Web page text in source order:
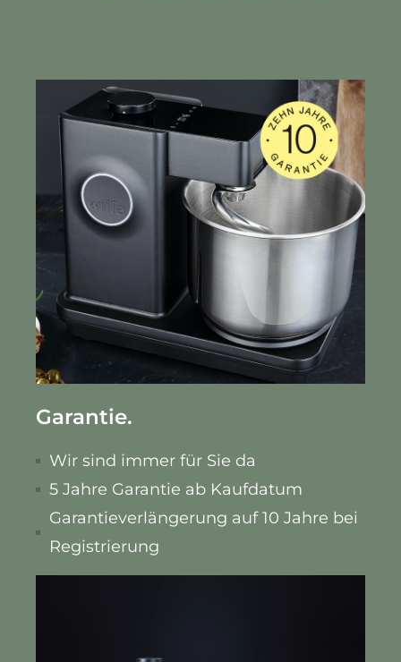
Garantie.
Wir sind immer für Sie da
5 Jahre Garantie ab Kaufdatum
Garantieverlängerung auf 10 Jahre bei
Registrierung